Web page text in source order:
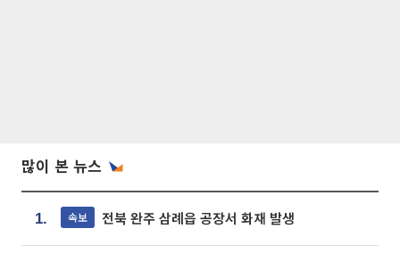
많이 본 뉴스
1. 속보 전북 완주 삼례읍 공장서 화재 발생